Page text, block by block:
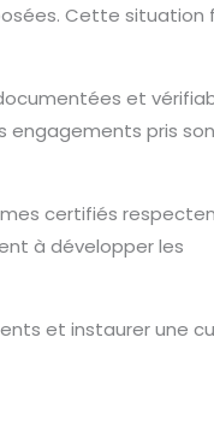
Cette situation
et
engagements pris
certifiés
à développer les
et instaurer une